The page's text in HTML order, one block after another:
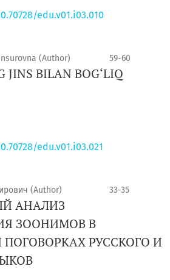
edu.v01.i03.010
(Author) 59-60
JINS BILAN BOG‘LIQ
edu.v01.i03.021
(Author) 33-35
АНАЛИЗ
ЗООНИМОВ В
РУССКОГО И